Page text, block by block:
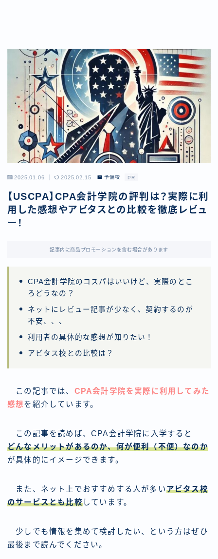
2025.01.06 2025.02.15 予備校 PR
【USCPA】CPA会計学院の評判は？実際に利
用した感想やアビタスとの比較を徹底レビュ
ー！
記事内に商品プロモーションを含む場合があります
CPA会計学院のコスパはいいけど、実際のとこ
ろどうなの？
ネットにレビュー記事が少なく、契約するのが
不安、、、
利用者の具体的な感想が知りたい！
アビタス校との比較は？
この記事では、 CPA会計学院を実際に利用してみた
感想を紹介しています。
この記事を読めば、CPA会計学院に入学すると
どんなメリットがあるのか、何が便利（不便）なのか
が具体的にイメージできます。
また、ネット上でおすすめする人が多いアビタス校
のサービスとも比較しています。
少しでも情報を集めて検討したい、という方はぜひ
最後まで読んでください。